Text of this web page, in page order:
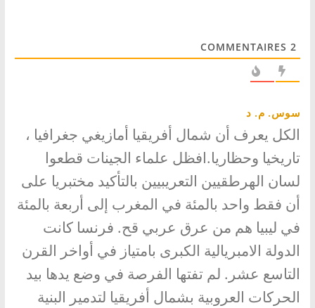
2
COMMENTAIRES
سوس. م. د
الكل يعرف أن شمال أفريقيا أمازيغي جغرافيا ،
تاريخيا وحظاريا.افظل علماء الجينات قطعوا
لسان الهرطقيين التعريبيين بالتأكيد مختبريا على
أن فقط واحد بالمئة في المغرب إلى أربعة بالمئة
في ليبيا هم من عرق عربي قح. فرنسا كانت
الدولة الامبريالية الكبرى بامتياز في أواخر القرن
التاسع عشر. لم تفتها الفرصة في وضع يدها بيد
الحركات العروبية بشمال أفريقيا لتدمير البنية